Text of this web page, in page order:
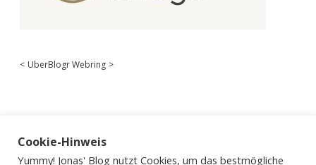
< UberBlogr Webring >
Cookie-Hinweis
Yummy! Jonas' Blog nutzt Cookies, um das bestmögliche